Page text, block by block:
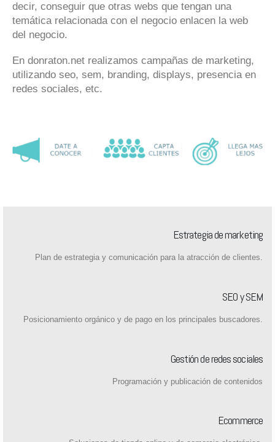
decir, conseguir que otras webs que tengan una
temática relacionada con el negocio enlacen la web
del negocio.
En donraton.net realizamos campañas de marketing,
utilizando seo, sem, branding, displays, presencia en
redes sociales, etc.
Estrategia de marketing
Plan de estrategia y comunicación para la atracción de clientes.
SEO y SEM
Posicionamiento orgánico y de pago en los principales buscadores.
Gestión de redes sociales
Programación y publicación de contenidos
Ecommerce